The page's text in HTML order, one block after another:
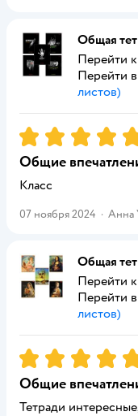
Общая
Перейти
Перейти
листов)
Рейтинг:5
Общие
Класс
07 ноября 2024 · Анна
Общая
Перейти
Перейти
листов)
Рейтинг:5
Общие
Тетради